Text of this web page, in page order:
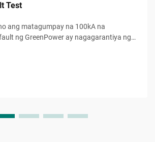
Test
ang matagumpay na 100kA na
ng GreenPower ay nagagarantiya ng